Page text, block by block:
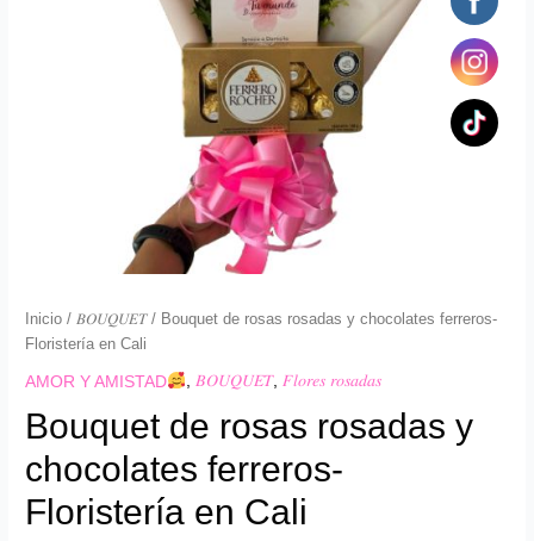
Inicio / 𝐵𝑂𝑈𝑄𝑈𝐸𝑇/ Bouquet de rosas rosadas y chocolates ferreros-
Floristería en Cali
AMOR Y AMISTAD , 𝐵𝑂𝑈𝑄𝑈𝐸𝑇, 𝐹𝑙𝑜𝑟𝑒𝑠 𝑟𝑜𝑠𝑎𝑑𝑎𝑠
Bouquet de rosas rosadas y
chocolates ferreros-
Floristería en Cali